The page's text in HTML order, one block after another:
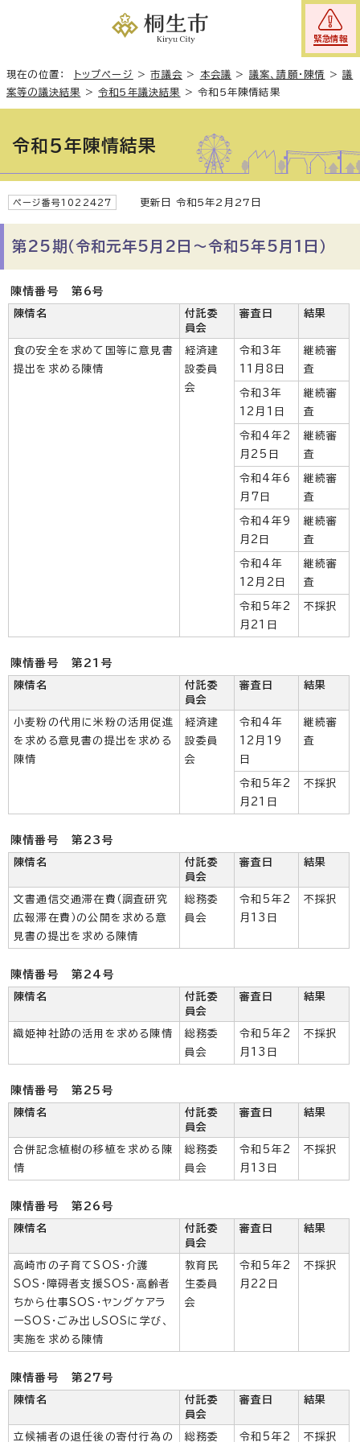
緊急情報
現在の位置： トップページ >市議会 > 本会議 > 議案、請願・陳情 >議
案等の議決結果
>令和5年議決結果 >令和5年陳情結果
令和5年陳情結果
ページ番号1022427 更新日 令和5年2月27日
第25期（令和元年5月2日～令和5年5月1日）
陳情番号 第6号
陳情名
付託委
員会
審査日 結果
食の安全を求めて国等に意見書
提出を求める陳情
経済建
設委員
会
令和3年
11月8日
継続審
査
令和3年
12月1日
継続審
査
令和4年2
月25日
継続審
査
令和4年6
月7日
継続審
査
令和4年9
月2日
継続審
査
令和4年
12月2日
継続審
査
令和5年2
月21日
不採択
陳情番号 第21号
陳情名
付託委
員会
審査日 結果
小麦粉の代用に米粉の活用促進
を求める意見書の提出を求める
陳情
経済建
設委員
会
令和4年
12月19
日
継続審
査
令和5年2
月21日
不採択
陳情番号 第23号
陳情名
付託委
員会
審査日 結果
文書通信交通滞在費（調査研究
広報滞在費）の公開を求める意
見書の提出を求める陳情
総務委
員会
令和5年2
月13日
不採択
陳情番号 第24号
陳情名
付託委
員会
審査日 結果
織姫神社跡の活用を求める陳情
総務委
員会
令和5年2
月13日
不採択
陳情番号 第25号
陳情名
付託委
員会
審査日 結果
合併記念植樹の移植を求める陳
情
総務委
員会
令和5年2
月13日
不採択
陳情番号 第26号
陳情名
付託委
員会
審査日 結果
高崎市の子育てSOS・介護
SOS・障碍者支援SOS・高齢者
ちから仕事SOS・ヤングケアラ
ーSOS・ごみ出しSOSに学び、
実施を求める陳情
教育民
生委員
会
令和5年2
月22日
不採択
陳情番号 第27号
陳情名
付託委
員会
審査日 結果
立候補者の退任後の寄付行為の 総務委 令和5年2 不採択